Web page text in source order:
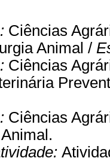
Ciências
Animal /
Ciências
Ciências